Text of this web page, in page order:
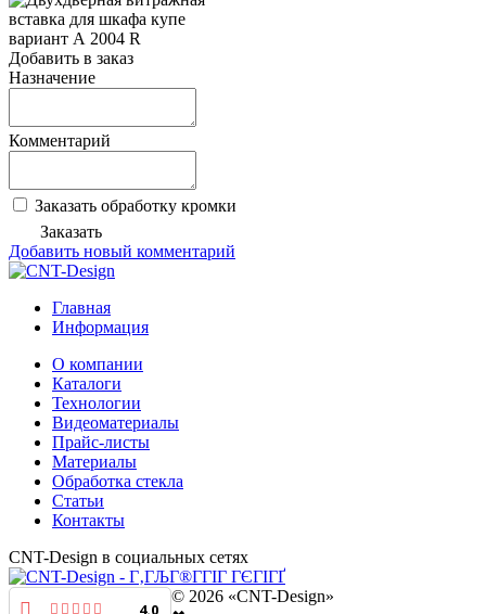
Добавить в заказ
Назначение
Комментарий
Заказать обработку кромки
Заказать
Добавить новый комментарий
Главная
Информация
О компании
Каталоги
Технологии
Видеоматериалы
Прайс-листы
Материалы
Обработка стекла
Статьи
Контакты
CNT-Design в социальных сетях
4.0
© 2026 «CNT-Design»